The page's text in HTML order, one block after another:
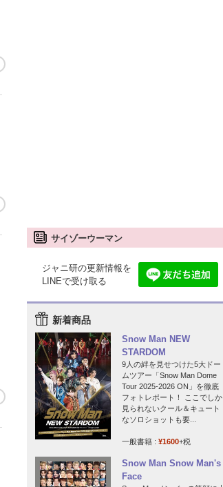
サイゾーウーマン
ジャニ研の更新情報を
LINEで受け取る
新着商品
Snow Man NEW
STARDOM
9人の絆を見せつけた5大ドー
ムツアー「Snow Man Dome
Tour 2025-2026 ON」を徹底
フォトレポート！ ここでしか
見られないクール＆キュート
なソロショットも要...
一般書籍 : ¥1600+税
Snow Man Snow Man's
Face